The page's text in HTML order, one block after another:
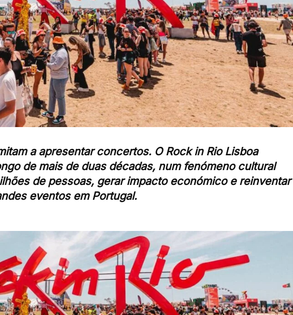
a apresentar concertos. O Rock in Rio Lisboa
de mais de duas décadas, num fenómeno cultural
de pessoas, gerar impacto económico e reinventar
eventos em Portugal.